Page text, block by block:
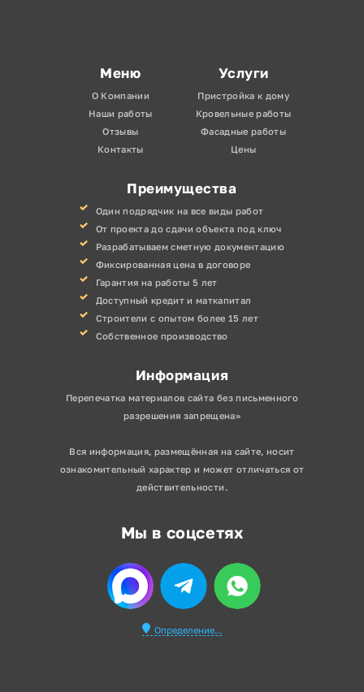
Мы в соцсетях
Определение...
Меню
О Компании
Наши работы
Отзывы
Контакты
Услуги
Пристройка к дому
Кровельные работы
Фасадные работы
Цены
Преимущества
Один подрядчик на все виды работ
От проекта до сдачи объекта под ключ
Разрабатываем сметную документацию
Фиксированная цена в договоре
Гарантия на работы 5 лет
Доступный кредит и маткапитал
Строители с опытом более 15 лет
Собственное производство
Информация
Перепечатка материалов сайта без письменного
разрешения запрещена»
Вся информация, размещённая на сайте, носит
ознакомительный характер и может отличаться от
действительности.